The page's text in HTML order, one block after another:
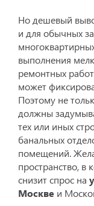
Но дешевый
и для обычных
выполнения
ремонтных
может
Поэтому не
должны
тех или иных
банальных
помещений.
пространство, в
снизит спрос на
Москве и